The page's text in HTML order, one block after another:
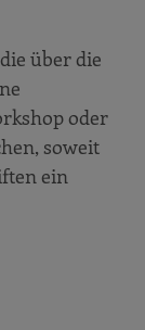
über die
oder
soweit
ein